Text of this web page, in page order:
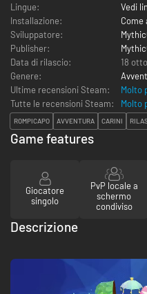
Lingue:
Vedi
Installazione:
Sviluppatore:
Publisher:
Data di rilascio:
18
Genere:
Ultime recensioni Steam:
Molto
Tutte le recensioni Steam:
Molto
ROMPICAPO AVVENTURA CARINI
Game features
Giocatore
singolo
PvP locale a
schermo
condiviso
Descrizione